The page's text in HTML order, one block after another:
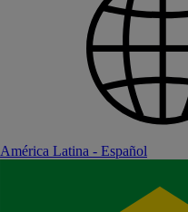
América Latina - Español